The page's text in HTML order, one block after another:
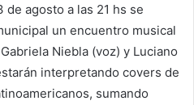
de agosto a las 21 hs se
un encuentro musical
Niebla (voz) y Luciano
interpretando covers de
sumando